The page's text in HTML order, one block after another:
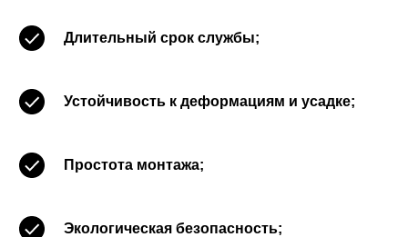
Длительный срок службы;
Устойчивость к деформациям и усадке;
Простота монтажа;
Экологическая безопасность;